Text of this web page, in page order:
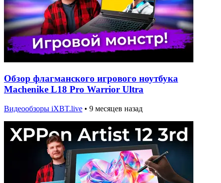
Обзор флагманского игрового ноутбука
Machenike L18 Pro Warrior Ultra
Видеообзоры iXBT.live • 9 месяцев назад